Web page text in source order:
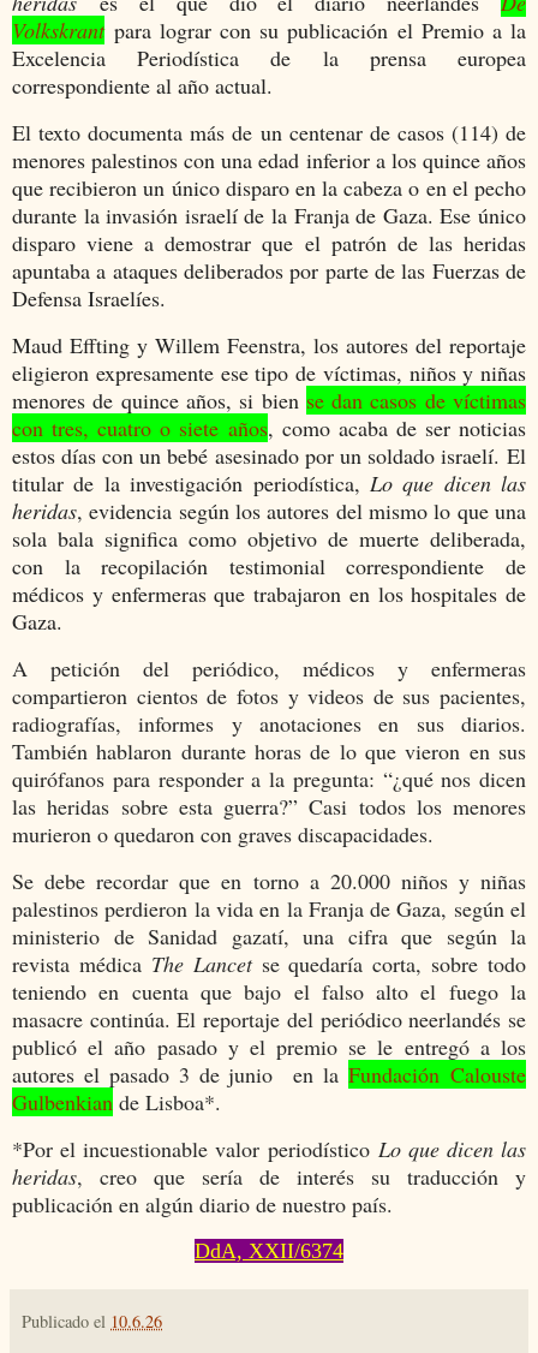
Volkskrant para lograr con su publicación el Premio a la
Excelencia Periodística de la prensa europea
correspondiente al año actual.
El texto documenta más de un centenar de casos (114) de
menores palestinos con una edad inferior a los quince años
que recibieron un único disparo en la cabeza o en el pecho
durante la invasión israelí de la Franja de Gaza. Ese único
disparo viene a demostrar que el patrón de las heridas
apuntaba a ataques deliberados por parte de las Fuerzas de
Defensa Israelíes.
Maud Effting y Willem Feenstra, los autores del reportaje
eligieron expresamente ese tipo de víctimas, niños y niñas
menores de quince años, si bien se dan casos de víctimas
con tres, cuatro o siete años, como acaba de ser noticias
estos días con un bebé asesinado por un soldado israelí. El
titular de la investigación periodística, Lo que dicen las
heridas, evidencia según los autores del mismo lo que una
sola bala significa como objetivo de muerte deliberada,
con la recopilación testimonial correspondiente de
médicos y enfermeras que trabajaron en los hospitales de
Gaza.
A petición del periódico, médicos y enfermeras
compartieron cientos de fotos y videos de sus pacientes,
radiografías, informes y anotaciones en sus diarios.
También hablaron durante horas de lo que vieron en sus
quirófanos para responder a la pregunta: “¿qué nos dicen
las heridas sobre esta guerra?” Casi todos los menores
murieron o quedaron con graves discapacidades.
Se debe recordar que en torno a 20.000 niños y niñas
palestinos perdieron la vida en la Franja de Gaza, según el
ministerio de Sanidad gazatí, una cifra que según la
revista médica The Lancetse quedaría corta, sobre todo
teniendo en cuenta que bajo el falso alto el fuego la
masacre continúa. El reportaje del periódico neerlandés se
publicó el año pasado y el premio se le entregó a los
autores el pasado 3 de junio en laFundación Calouste
Gulbenkian de Lisboa*.
*Por el incuestionable valor periodístico Lo que dicen las
heridas, creo que sería de interés su traducción y
publicación en algún diario de nuestro país.
DdA, XXII/6374
Publicado el 10.6.26